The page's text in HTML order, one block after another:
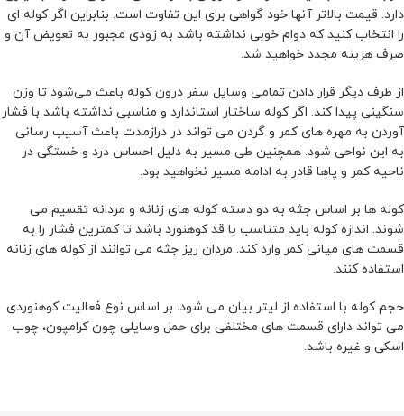
دارد. قیمت بالاتر آنها خود گواهی برای این تفاوت است. بنابراین اگر کوله ای
را انتخاب کنید که دوام خوبی نداشته باشد به زودی مجبور به تعویض آن و
صرف هزینه مجدد خواهید شد.
از طرف دیگر قرار دادن تمامی وسایل سفر درون کوله باعث می‌شود تا وزن
سنگینی پیدا کند. اگر کوله ساختار استاندارد و مناسبی نداشته باشد با فشار
آوردن به مهره های کمر و گردن می تواند در درازمدت باعث آسیب رسانی
به این نواحی شود. همچنین طی مسیر به دلیل احساس درد و خستگی در
ناحیه کمر و پاها قادر به ادامه مسیر نخواهید بود.
کوله ها بر اساس جثه به دو دسته کوله های زنانه و مردانه تقسیم می
شوند. اندازه کوله باید متناسب با قد کوهنورد باشد تا کمترین فشار را به
قسمت های میانی کمر وارد کند. مردان ریز جثه می توانند از کوله های زنانه
استفاده کنند.
حجم کوله با استفاده از لیتر بیان می شود. بر اساس نوع فعالیت کوهنوردی
می تواند دارای قسمت های مختلفی برای حمل وسایلی چون کرامپون، چوب
اسکی و غیره باشد.